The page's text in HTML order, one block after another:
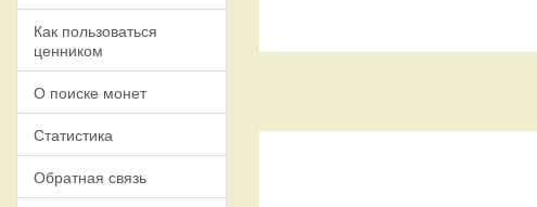
Как пользоваться
ценником
О поиске монет
Статистика
Обратная связь